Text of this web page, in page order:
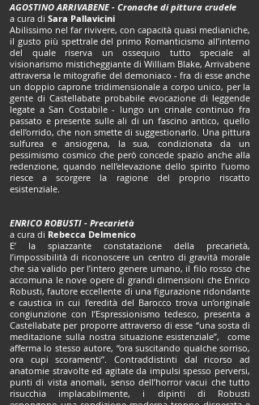
AGOSTINO ARRIVABENE - Cronache di pittura crudele
a cura di Sara Pallavicini
Abilissimo nel far rivivere, con capacità quasi medianiche,
il gusto più spettrale del primo Romanticismo all’interno
del quale riserva un ossequio tutto speciale al
visionarismo misticheggiante di William Blake, Arrivabene
attraversa le mitografie del demoniaco - fra di esse anche
un doppio caprone tridimensionale a corpo unico, per la
gente di Castellabate probabile evocazione di leggende
legate a San Costabile - lungo un crinale continuo fra
passato e presente sulle ali di un fascino antico, quello
dell’orrido, che non smette di suggestionarlo. Una pittura
sulfurea e ansiogena, la sua, condizionata da un
pessimismo cosmico che però concede spazio anche alla
redenzione, quando nell’elevazione dello spirito l’uomo
riesce a scorgere la ragione del proprio riscatto
esistenziale.
ENRICO ROBUSTI - Precarietà
a cura di Rebecca Delmenico
E’ la spiazzante constatazione della precarietà,
l’impossibilità di riconoscere un centro di gravità morale
che sia valido per l’intero genere umano, il filo rosso che
accomuna le nove opere di grandi dimensioni che Enrico
Robusti, fautore eccellente di una figurazione ridondante
e caustica in cui l’eredità del Barocco trova un’originale
congiunzione con l’Espressionismo tedesco, presenta a
Castellabate per proporre attraverso di esse “una sosta di
meditazione sulla nostra situazione esistenziale”, come
afferma lo stesso autore, “ora suscitando qualche sorriso,
ora cupi scoramenti”. Contraddistinti dal ricorso ad
anatomie stravolte ed agitate da impulsi spesso perversi,
punti di vista anomali, senso dell’horror vacui che tutto
risucchia implacabilmente, i dipinti di Robusti